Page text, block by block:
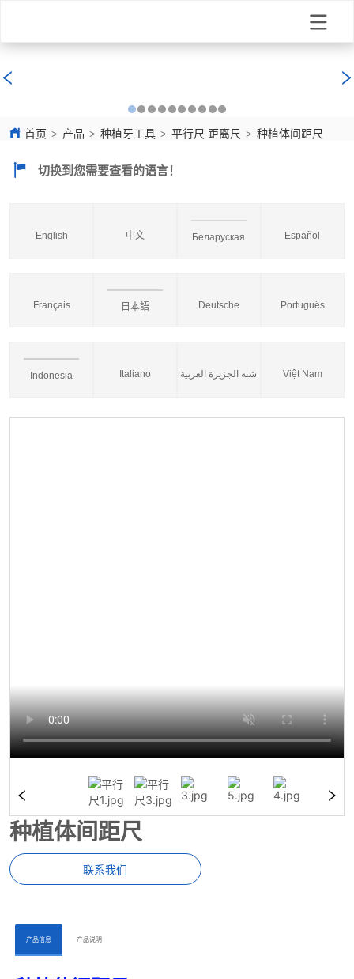
首页 > 产品 > 种植牙工具 > 平行尺 距离尺 > 种植体间距尺
切换到您需要查看的语言！
English 中文 Беларуская Español
Français 日本語 Deutsche Português
Indonesia Italiano شبه الجزيرة العربية Việt Nam
种植体间距尺
联系我们
ㅤㅤ产品信息ㅤㅤ ㅤㅤ产品说明ㅤㅤ